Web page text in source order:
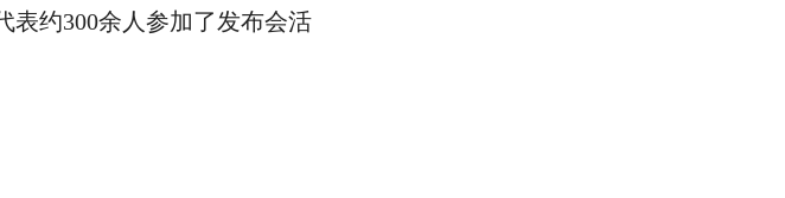
表约300余人参加了发布会活